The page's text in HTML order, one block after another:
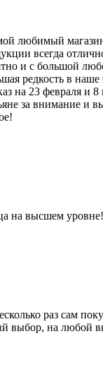
любимый
всегда
и с большой
редкость в наше
на 23 февраля и 8
за внимание и
на высшем
раз сам
выбор, на любой